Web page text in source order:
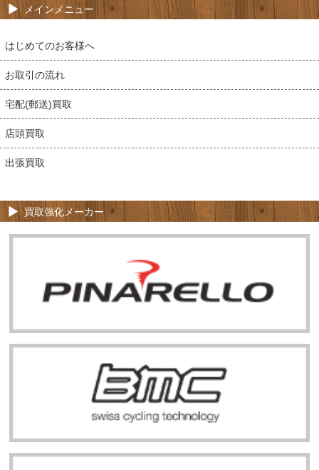
メインメニュー
はじめてのお客様へ
お取引の流れ
宅配(郵送)買取
店頭買取
出張買取
買取強化メーカー